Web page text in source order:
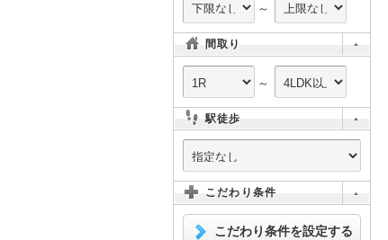
～
間取り
～
駅徒歩
こだわり条件
こだわり条件を設定する